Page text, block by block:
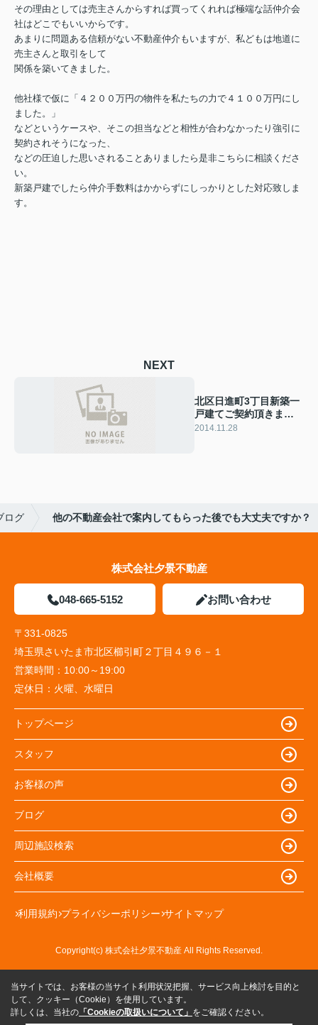
その理由としては売主さんからすれば買ってくれれば極端な話仲介会
社はどこでもいいからです。
あまりに問題ある信頼がない不動産仲介もいますが、私どもは地道に
売主さんと取引をして
関係を築いてきました。
他社様で仮に「４２００万円の物件を私たちの力で４１００万円にし
ました。」
などというケースや、そこの担当などと相性が合わなかったり強引に
契約されそうになった、
などの圧迫した思いされることありましたら是非こちらに相談くださ
い。
新築戸建でしたら仲介手数料はかからずにしっかりとした対応致しま
す。
NEXT
北区日進町3丁目新築一
戸建てご契約頂きまし
た
2014.11.28
ログ 他の不動産会社で案内してもらった後でも大丈夫ですか？
株式会社夕景不動産
048-665-5152 お問い合わせ
〒331-0825
埼玉県さいたま市北区櫛引町２丁目４９６－１
営業時間： 10:00～19:00
定休日： 火曜、水曜日
トップページ
スタッフ
お客様の声
ブログ
周辺施設検索
会社概要
利用規約 プライバシーポリシー サイトマップ
Copyright(c) 株式会社夕景不動産 All Rights Reserved.
当サイトでは、お客様の当サイト利用状況把握、サービス向上検討を目的と
して、クッキー（Cookie）を使用しています。
詳しくは、当社の 「Cookieの取扱いについて」 をご確認ください。